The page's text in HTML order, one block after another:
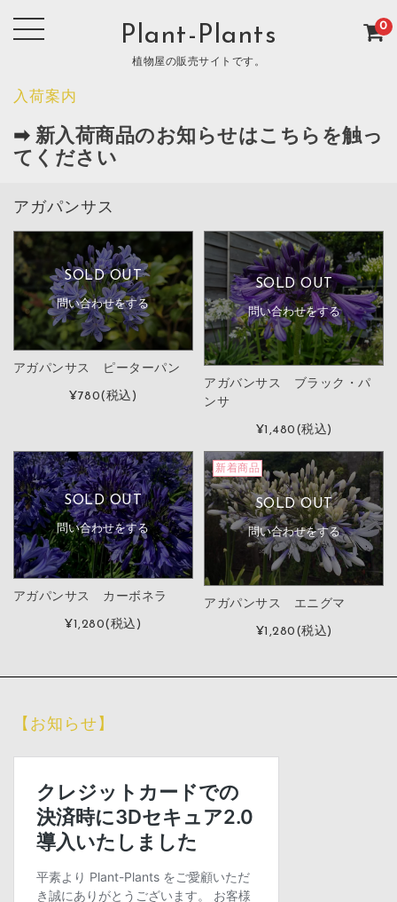
Plant-Plants
植物屋の販売サイトです。
入荷案内
➡ 新入荷商品のお知らせはこちらを触っ
てください
0
アガパンサス
SOLD OUT
問い合わせをする
アガパンサス ピーターパン
¥780(税込)
SOLD OUT
問い合わせをする
アガバンサス ブラック・パ
ンサ
¥1,480 (税込)
SOLD OUT
問い合わせをする
アガパンサス カーボネラ
¥1,280(税込)
新着商品
SOLD OUT
問い合わせをする
アガパンサス エニグマ
¥1,280 (税込)
【お知らせ】